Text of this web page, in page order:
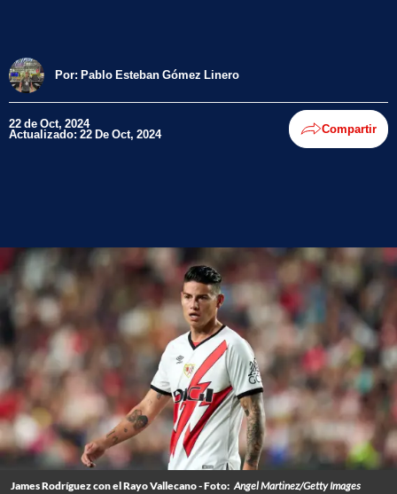
Por: Pablo Esteban Gómez Linero
22 de Oct, 2024
Actualizado: 22 De Oct, 2024 Compartir
James Rodríguez con el Rayo Vallecano - Foto: Angel Martinez/Getty Images